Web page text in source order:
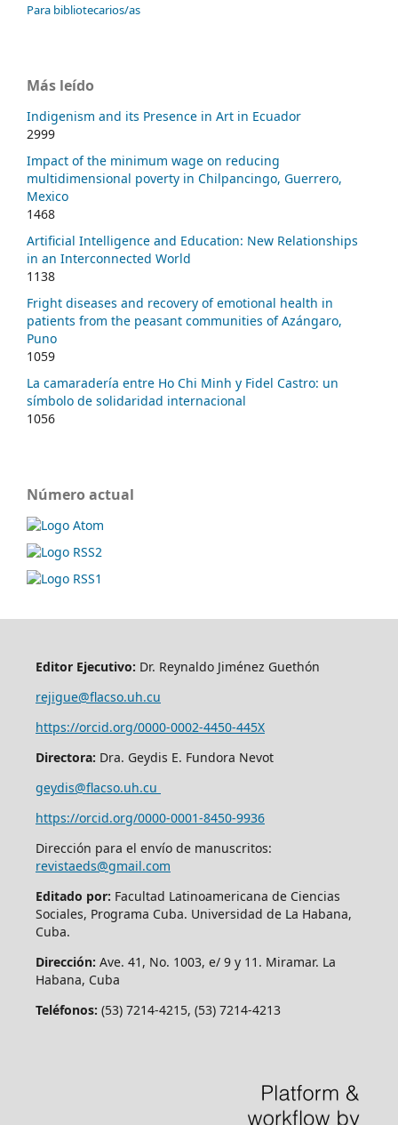
Para bibliotecarios/as
Más leído
Indigenism and its Presence in Art in Ecuador
2999
Impact of the minimum wage on reducing
multidimensional poverty in Chilpancingo, Guerrero,
Mexico
1468
Artificial Intelligence and Education: New Relationships
in an Interconnected World
1138
Fright diseases and recovery of emotional health in
patients from the peasant communities of Azángaro,
Puno
1059
La camaradería entre Ho Chi Minh y Fidel Castro: un
símbolo de solidaridad internacional
1056
Número actual
Editor Ejecutivo: Dr. Reynaldo Jiménez Guethón
rejigue@flacso.uh.cu
https://orcid.org/0000-0002-4450-445X
Directora: Dra. Geydis E. Fundora Nevot
geydis@flacso.uh.cu
https://orcid.org/0000-0001-8450-9936
Dirección para el envío de manuscritos:
revistaeds@gmail.com
Editado por: Facultad Latinoamericana de Ciencias
Sociales, Programa Cuba. Universidad de La Habana,
Cuba.
Dirección: Ave. 41, No. 1003, e/ 9 y 11. Miramar. La
Habana, Cuba
Teléfonos: (53) 7214-4215, (53) 7214-4213